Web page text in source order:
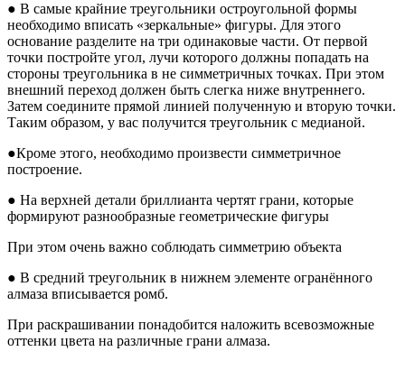
● В самые крайние треугольники остроугольной формы
необходимо вписать «зеркальные» фигуры. Для этого
основание разделите на три одинаковые части. От первой
точки постройте угол, лучи которого должны попадать на
стороны треугольника в не симметричных точках. При этом
внешний переход должен быть слегка ниже внутреннего.
Затем соедините прямой линией полученную и вторую точки.
Таким образом, у вас получится треугольник с медианой.
●Кроме этого, необходимо произвести симметричное
построение.
● На верхней детали бриллианта чертят грани, которые
формируют разнообразные геометрические фигуры
При этом очень важно соблюдать симметрию объекта
● В средний треугольник в нижнем элементе огранённого
алмаза вписывается ромб.
При раскрашивании понадобится наложить всевозможные
оттенки цвета на различные грани алмаза.